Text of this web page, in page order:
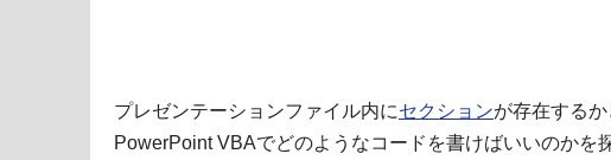
プレゼンテーションファイル内にセクションが存在するか
PowerPoint VBAでどのようなコードを書けばいいのかを